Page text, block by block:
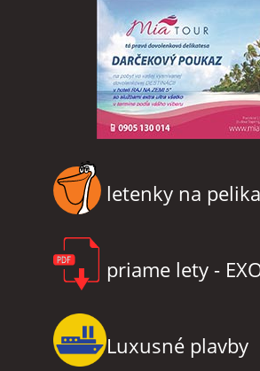
letenky na
priame lety -
Luxusné plavby